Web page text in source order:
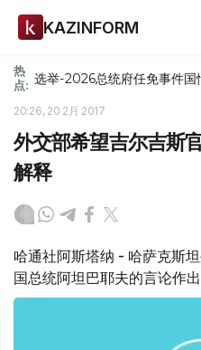
KAZINFORM
热
点: 选举-2026总统府任免事件国
20:26, 20 2月 2017
外交部希望吉尔吉斯
解释
哈通社阿斯塔纳 - 哈萨克斯
国总统阿坦巴耶夫的言论作出